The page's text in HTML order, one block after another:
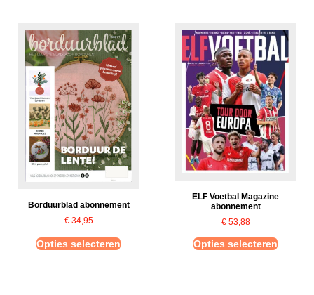
Borduurblad abonnement
€34,95
Opties selecteren
ELF Voetbal Magazine
abonnement
€53,88
Opties selecteren